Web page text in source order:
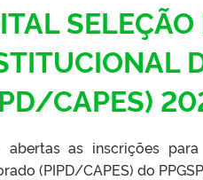
CAPES)
abertas as inscrições
(PIPD/CAPES) do